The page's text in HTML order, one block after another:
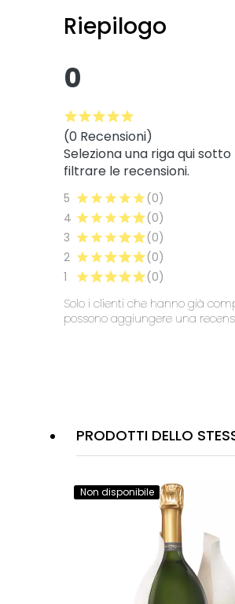
PRODOTTI DELLO
Non disponibile
Riepilogo
0
(0 Recensioni)
Seleziona una riga qui
filtrare le recensioni.
5
(0)
4
(0)
3
(0)
2
(0)
1
(0)
Solo i clienti che hanno già
possono aggiungere una